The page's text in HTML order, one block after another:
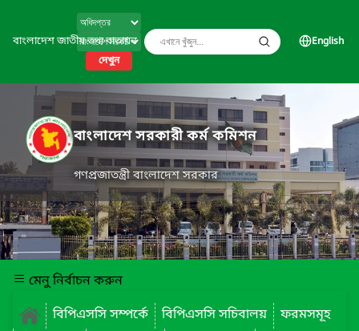
বাংলাদেশ জাতীয় তথ্য বাতায়ন
দেখুন
English
বাংলাদেশ সরকারী কর্ম কমিশন
গণপ্রজাতন্ত্রী বাংলাদেশ সরকার
মেনু নির্বাচন করুন
বিপিএসসি সম্পর্কে
বিপিএসসি সচিবালয়
ফরমসমূহ